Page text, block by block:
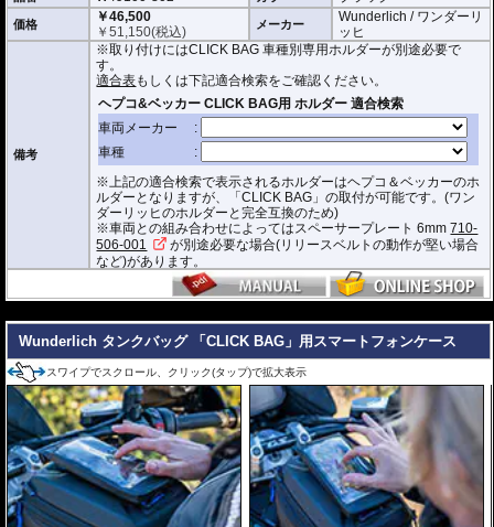
きを防ぎます。
防水インナー、防水ジッパーを装備しており、高い防水性能を有しておりま
す。(完全防水を保証するものではありません)
ジッパーにはタグが付けられており、グローブを付けたままでも簡単に開け
閉めできます。
バッグをホルダーから取り外す時もレシーバーのストラップを引くだけ。給
油時も邪魔になりません。
オプションでスペーサー
をご用意しております。タンクとタンクバッグのク
リアランスの調節が可能です。
サイド3箇所に収納ポケットを装備。
容量 : 約16L(拡張時19L)
D x W x H(cm) : 約 40 x 32.5 x 29.5(拡張時:34)
※サイズ/画像からハンドルなどと干渉しないことをあらかじめご確認の上お求
めください。
価格
￥46,500
￥51,150(税込) メーカー
Wunderlich / ワンダーリ
ッヒ
備考
※取り付けにはCLICK BAG 車種別専用ホルダーが別途必要で
す。
適合表もしくは下記適合検索をご確認ください。
※上記の適合検索で表示されるホルダーはヘプコ＆ベッカーのホ
ルダーとなりますが、「CLICK BAG」の取付が可能です。(ワン
ダーリッヒのホルダーと完全互換のため)
※車両との組み合わせによってはスペーサープレート 6mm710-
506-001
が別途必要な場合(リリースベルトの動作が堅い場合
など)があります。
Wunderlich タンクバッグ 「CLICK BAG」用スマートフォンケース
スワイプでスクロール、クリック(タップ)で拡大表示